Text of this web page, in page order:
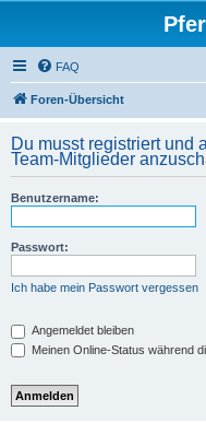
FAQ
Foren-Übersicht
Du musst registriert und
Team-Mitglieder
Benutzername:
Passwort:
Ich habe mein Passwort vergessen
Angemeldet bleiben
Meinen Online-Status während